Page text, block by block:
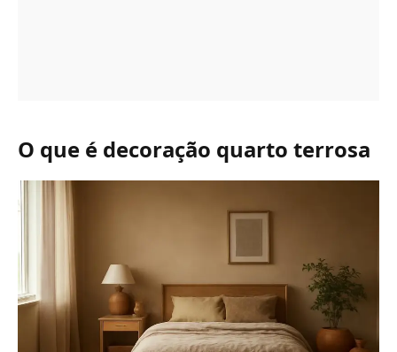
O que é decoração quarto terrosa